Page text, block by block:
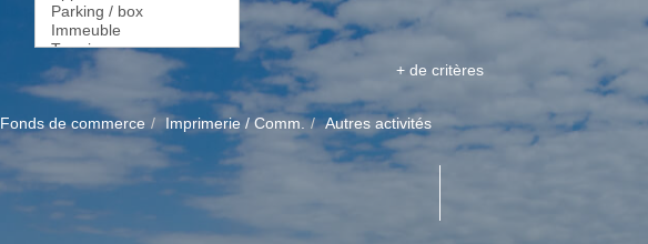
+ de critères
Fonds de commerce Imprimerie / Comm. Autres activités